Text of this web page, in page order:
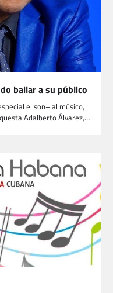
bailar a su público
el son– al músico,
Adalberto Álvarez,…